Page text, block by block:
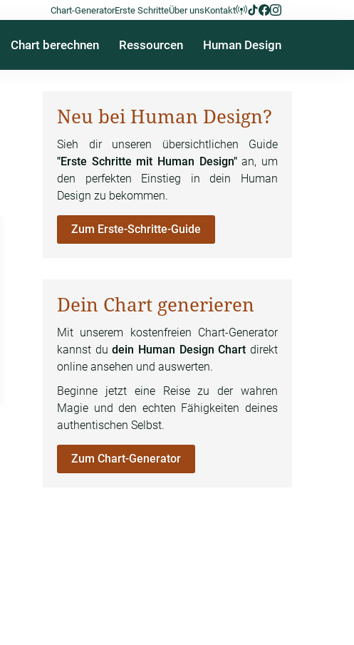
Chart-GeneratorErste SchritteÜber unsKontakt
Chart berechnen Ressourcen Human Design
Neu bei Human Design?
Sieh dir unseren übersichtlichen Guide
"Erste Schritte mit Human Design"an, um
den perfekten Einstieg in dein Human
Design zu bekommen.
Zum Erste-Schritte-Guide
Dein Chart generieren
Mit unserem kostenfreien Chart-Generator
kannst dudein Human Design Chart direkt
online ansehen und auswerten.
Beginne jetzt eine Reise zu der wahren
Magie und den echten Fähigkeiten deines
authentischen Selbst.
Zum Chart-Generator